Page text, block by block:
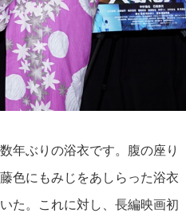
年ぶりの浴衣です。腹の座り
色にもみじをあしらった浴衣
た。これに対し、長編映画初